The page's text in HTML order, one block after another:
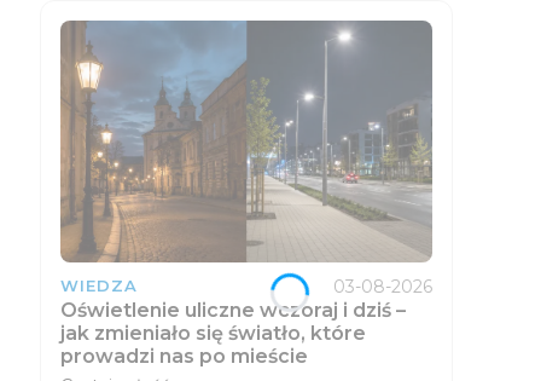
WIEDZA 03-08-2026
Oświetlenie uliczne wczoraj i dziś –
jak zmieniało się światło, które
prowadzi nas po mieście